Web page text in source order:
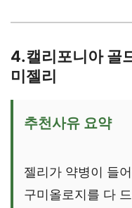
4.캘리포니아 골
미젤리
추천사유 요약
젤리가 약병이 들
구미올로지를 다